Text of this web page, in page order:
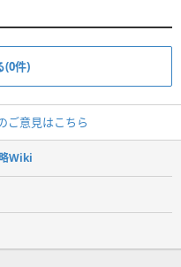
(0件)
ご意見はこちら
Wiki